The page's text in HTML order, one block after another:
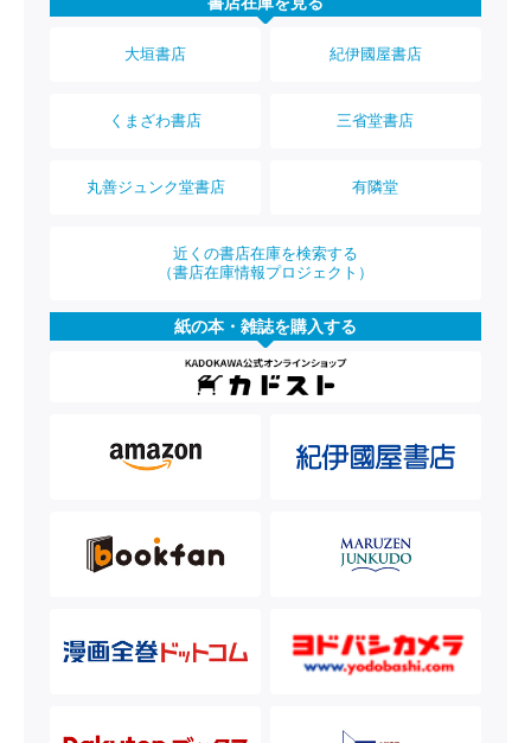
大垣書店 紀伊國屋書店
くまざわ書店 三省堂書店
丸善ジュンク堂書店 有隣堂
近くの書店在庫を検索する
（書店在庫情報プロジェクト）
紙の本・雑誌を購入する